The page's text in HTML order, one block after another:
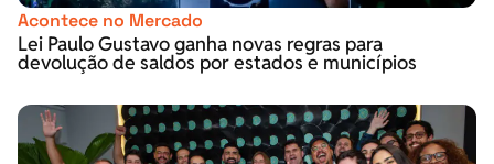
Acontece no Mercado
Lei Paulo Gustavo ganha novas regras para
devolução de saldos por estados e municípios